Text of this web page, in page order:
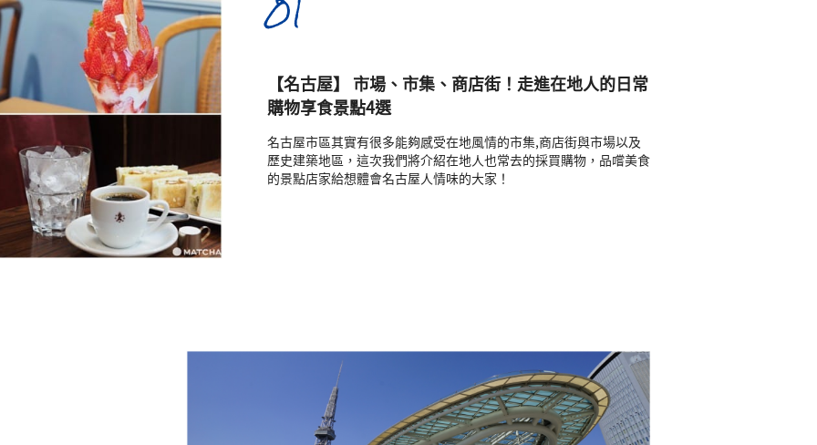
【名古屋】 市場、市集、商店街！走進在地人的日常
購物享食景點4選
名古屋市區其實有很多能夠感受在地風情的市集,商店街與市場以及
歷史建築地區，這次我們將介紹在地人也常去的採買購物，品嚐美食
的景點店家給想體會名古屋人情味的大家！